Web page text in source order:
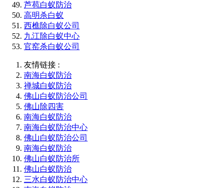
芦苞白蚁防治
高明杀白蚁
西樵除白蚁公司
九江除白蚁中心
官窑杀白蚁公司
友情链接 :
南海白蚁防治
禅城白蚁防治
佛山白蚁防治公司
佛山除四害
南海白蚁防治
南海白蚁防治中心
佛山白蚁防治公司
南海白蚁防治
佛山白蚁防治所
佛山白蚁防治
三水白蚁防治中心